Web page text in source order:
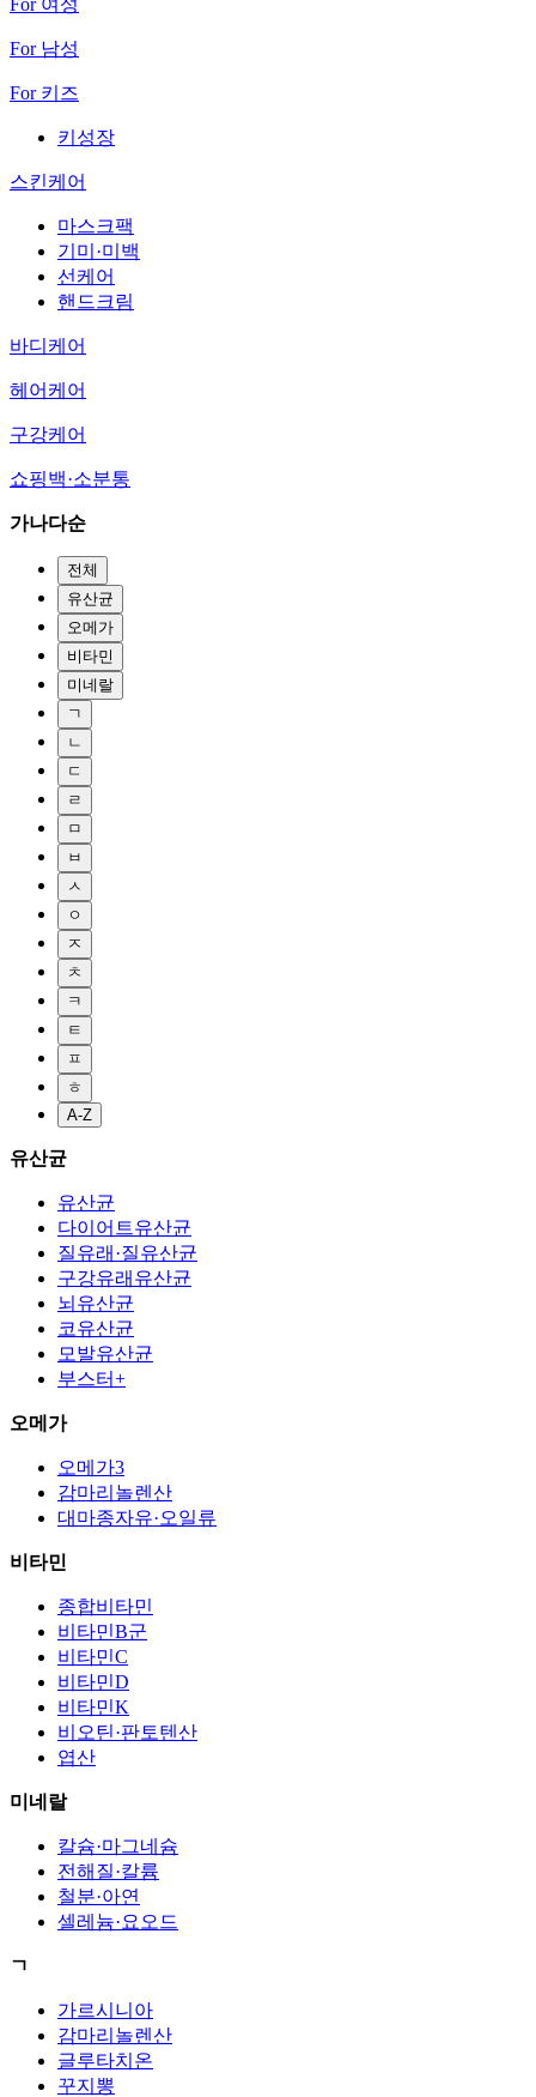
For 남성
For 키즈
키성장
스킨케어
마스크팩
기미·미백
선케어
핸드크림
바디케어
헤어케어
구강케어
쇼핑백·소분통
가나다순
전체
유산균
오메가
비타민
미네랄
ㄱ
ㄴ
ㄷ
ㄹ
ㅁ
ㅂ
ㅅ
ㅇ
ㅈ
ㅊ
ㅋ
ㅌ
ㅍ
ㅎ
A-Z
유산균
유산균
다이어트유산균
질유래·질유산균
구강유래유산균
뇌유산균
코유산균
모발유산균
부스터+
오메가
오메가3
감마리놀렌산
대마종자유·오일류
비타민
종합비타민
비타민B군
비타민C
비타민D
비타민K
비오틴·판토텐산
엽산
미네랄
칼슘·마그네슘
전해질·칼륨
철분·아연
셀레늄·요오드
ㄱ
가르시니아
감마리놀렌산
글루타치온
꾸지뽕